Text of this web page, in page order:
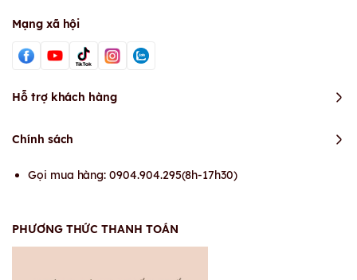
Mạng xã hội
Hỗ trợ khách hàng
Chính sách
Gọi mua hàng: 0904.904.295(8h-17h30)
PHƯƠNG THỨC THANH TOÁN